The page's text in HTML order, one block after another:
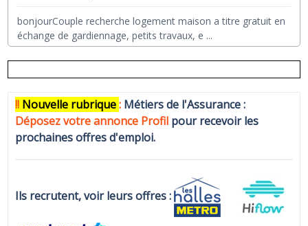
bonjourCouple recherche logement maison a titre gratuit en
échange de gardiennage, petits travaux, e ...
!! Nouvelle rubrique: Métiers de l'Assurance :
Déposez votre annonce Profil pour recevoir les
prochaines offres d'emploi.
Ils recrutent, voir leurs offres :